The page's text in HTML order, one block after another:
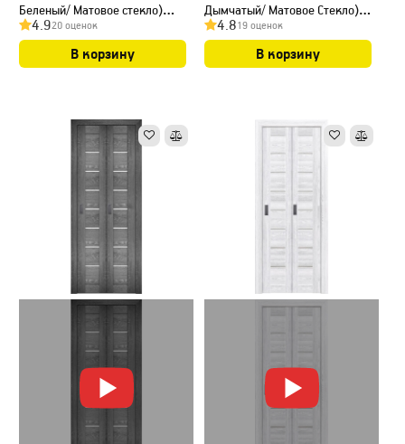
Беленый/ Матовое стекло)
40+40 см
4.920 оценок
В корзину
Дымчатый/ Матовое Стекло)
40+40 см
4.819 оценок
В корзину